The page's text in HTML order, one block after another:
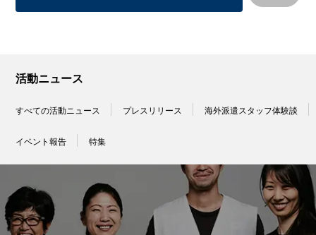
活動ニュース
すべての活動ニュース プレスリリース 海外派遣スタッフ体験談
イベント報告 特集